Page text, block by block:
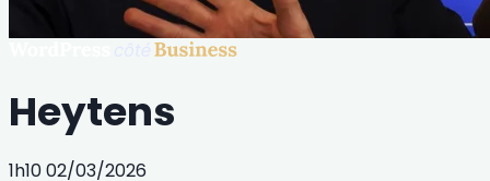
Heytens
1h1002/03/2026